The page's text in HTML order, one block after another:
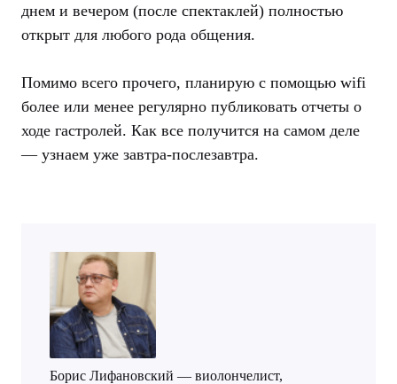
днем и вечером (после спектаклей) полностью
открыт для любого рода общения.
Помимо всего прочего, планирую с помощью wifi
более или менее регулярно публиковать отчеты о
ходе гастролей. Как все получится на самом деле
— узнаем уже завтра-послезавтра.
Борис Лифановский — виолончелист,